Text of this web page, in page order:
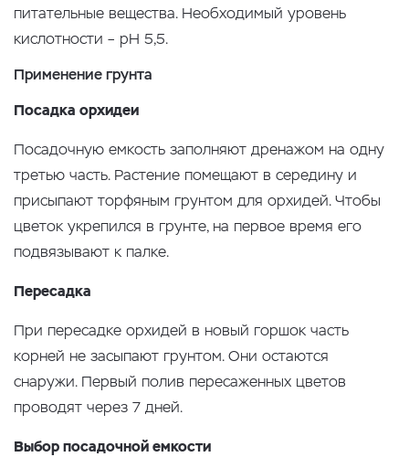
питательные вещества. Необходимый уровень
кислотности – рН 5,5.
Применение грунта
Посадка орхидеи
Посадочную емкость заполняют дренажом на одну
третью часть. Растение помещают в середину и
присыпают торфяным грунтом для орхидей. Чтобы
цветок укрепился в грунте, на первое время его
подвязывают к палке.
Пересадка
При пересадке орхидей в новый горшок часть
корней не засыпают грунтом. Они остаются
снаружи. Первый полив пересаженных цветов
проводят через 7 дней.
Выбор посадочной емкости